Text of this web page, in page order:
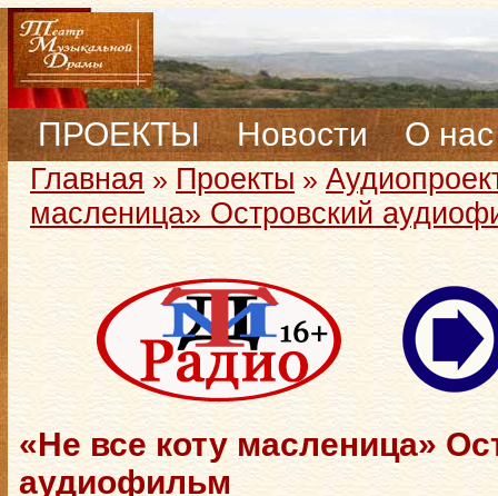
ПРОЕКТЫ Новости О нас
Главная» Проекты »
масленица» Островский
«Не все коту масленица»
аудиофильм